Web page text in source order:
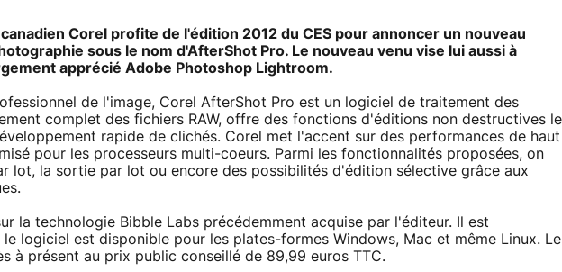
Corel profite de l'édition 2012 du CES pour annoncer un nouveau
sous le nom d'AfterShot Pro. Le nouveau venu vise lui aussi à
apprécié Adobe Photoshop Lightroom.
de l'image, Corel AfterShot Pro est un logiciel de traitement des
complet des fichiers RAW, offre des fonctions d'éditions non destructives le
rapide de clichés. Corel met l'accent sur des performances de haut
pour les processeurs multi-coeurs. Parmi les fonctionnalités proposées, on
lot, la sortie par lot ou encore des possibilités d'édition sélective grâce aux
la technologie Bibble Labs précédemment acquise par l'éditeur. Il est
logiciel est disponible pour les plates-formes Windows, Mac et même Linux. Le
à présent au prix public conseillé de 89,99 euros TTC.